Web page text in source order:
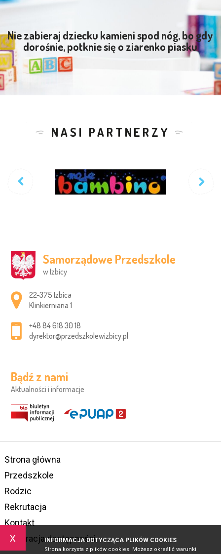
x INFORMACJA DOTYCZĄCA PLIKÓW COOKIES
Strona korzysta z plików cookies. Możesz określić warunki
Nie zabieraj dziecku kamieni spod nóg, bo gdy
dorośnie, potknie się o ziarenko piasku
NASI PARTNERZY
Samorządowe Przedszkole
w Izbicy
Adres pocztowy:
22-375 Izbica
Klinkierniana 1
+48 84 618 30 18
dyrektor@przedszkolewizbicy.pl
Bądź z nami
Aktualności i informacje
Strona główna
Przedszkole
Rodzic
Rekrutacja
Kontakt
Deklaracja dostępności